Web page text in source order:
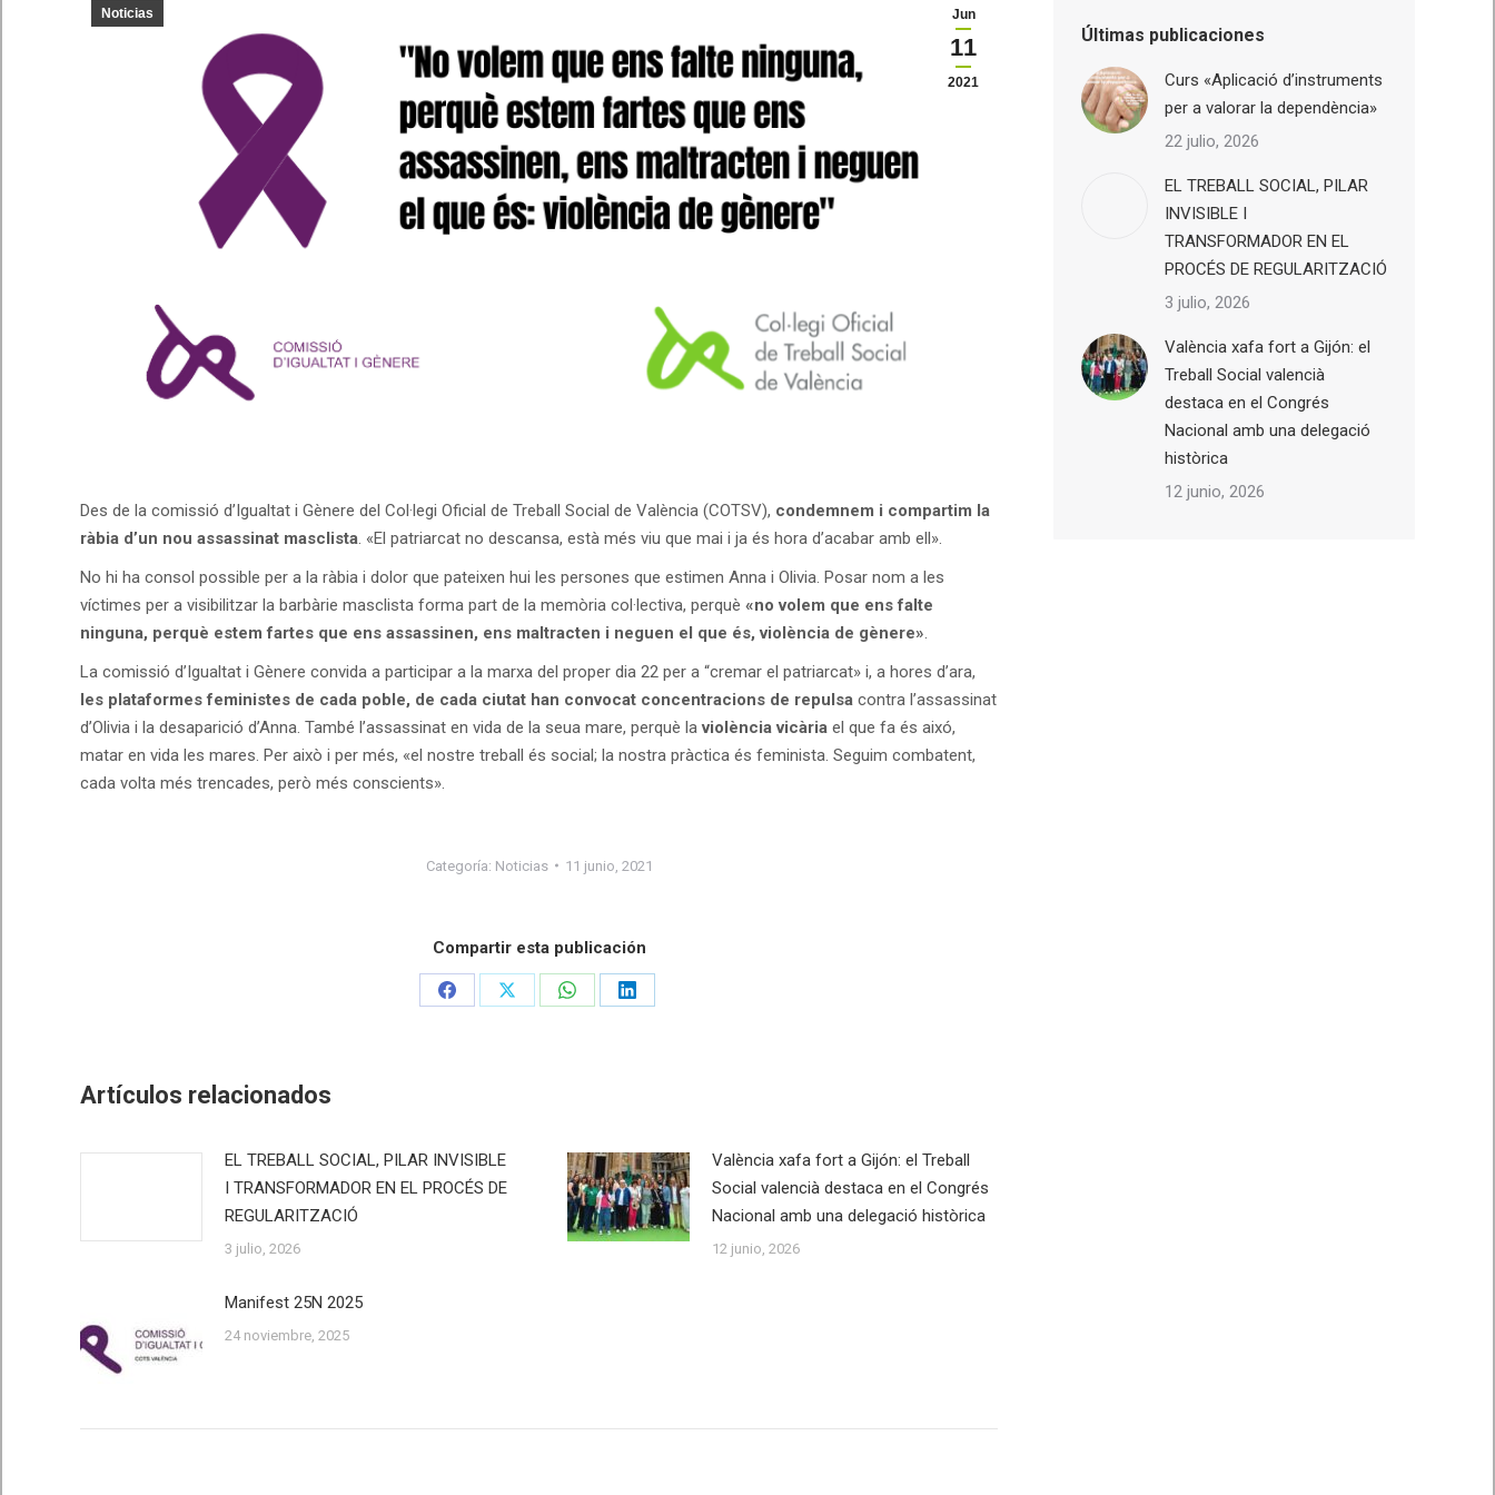
Jun
11
2021
Noticias
Des de la comissió d’Igualtat i Gènere del Col·legi Oficial de Treball Social de València (COTSV), condemnem i compartim la
ràbia d’un nou assassinat masclista . «El patriarcat no descansa, està més viu que mai i ja és hora d’acabar amb ell».
No hi ha consol possible per a la ràbia i dolor que pateixen hui les persones que estimen Anna i Olivia. Posar nom a les
víctimes per a visibilitzar la barbàrie masclista forma part de la memòria col·lectiva, perquè «no volem que ens falte
ninguna, perquè estem fartes que ens assassinen, ens maltracten i neguen el que és, violència de gènere»
La comissió d’Igualtat i Gènere convida a participar a la marxa del proper dia 22 per a “cremar el patriarcat» i, a hores d’ara,
les plataformes feministes de cada poble, de cada ciutat han convocat concentracions de repulsa contra l’assassinat
d’Olivia i la desaparició d’Anna. També l’assassinat en vida de la seua mare, perquè laviolència vicària el que fa és aixó,
matar en vida les mares. Per això i per més, «el nostre treball és social; la nostra pràctica és feminista. Seguim combatent,
cada volta més trencades, però més conscients».
Categoría: Noticias 11 junio, 2021
Compartir esta publicación
Share
Share
Share
Share
Artículos relacionados
EL TREBALL SOCIAL, PILAR INVISIBLE
I TRANSFORMADOR EN EL PROCÉS DE
REGULARITZACIÓ
3 julio, 2026
València xafa fort a Gijón: el Treball
Social valencià destaca en el Congrés
Nacional amb una delegació històrica
12 junio, 2026
Manifest 25N 2025
24 noviembre, 2025
Últimas publicaciones
Curs «Aplicació d’instruments
per a valorar la dependència»
22 julio, 2026
EL TREBALL SOCIAL, PILAR
INVISIBLE I
TRANSFORMADOR EN EL
PROCÉS DE REGULARITZACIÓ
3 julio, 2026
València xafa fort a Gijón: el
Treball Social valencià
destaca en el Congrés
Nacional amb una delegació
històrica
12 junio, 2026